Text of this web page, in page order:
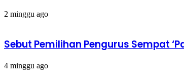
2 minggu ago
Sebut Pemilihan Pengurus Sempat
4 minggu ago